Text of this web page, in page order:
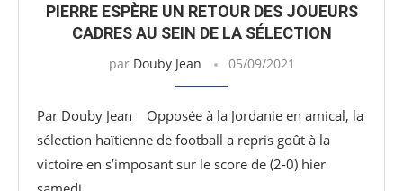
PIERRE ESPÈRE UN RETOUR DES JOUEURS
CADRES AU SEIN DE LA SÉLECTION
par Douby Jean 05/09/2021
Par Douby Jean Opposée à la Jordanie en amical, la
sélection haïtienne de football a repris goût à la
victoire en s’imposant sur le score de (2-0) hier